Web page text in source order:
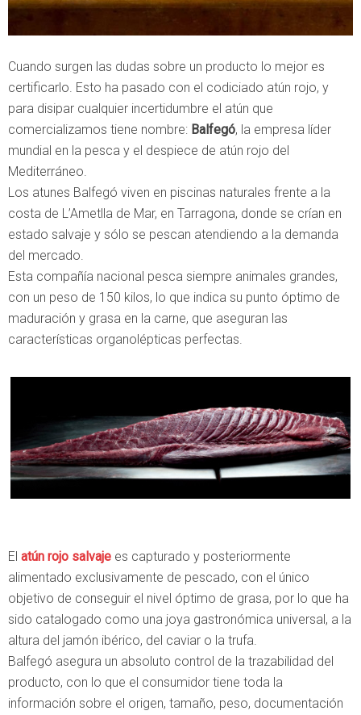
Cuando surgen las dudas sobre un producto lo mejor es
certificarlo. Esto ha pasado con el codiciado atún rojo, y
para disipar cualquier incertidumbre el atún que
comercializamos tiene nombre: Balfegó, la empresa líder
mundial en la pesca y el despiece de atún rojo del
Mediterráneo.
Los atunes Balfegó viven en piscinas naturales frente a la
costa de L’Ametlla de Mar, en Tarragona, donde se crían en
estado salvaje y sólo se pescan atendiendo a la demanda
del mercado.
Esta compañía nacional pesca siempre animales grandes,
con un peso de 150 kilos, lo que indica su punto óptimo de
maduración y grasa en la carne, que aseguran las
características organolépticas perfectas.
El atún rojo salvaje es capturado y posteriormente
alimentado exclusivamente de pescado, con el único
objetivo de conseguir el nivel óptimo de grasa, por lo que ha
sido catalogado como una joya gastronómica universal, a la
altura del jamón ibérico, del caviar o la trufa.
Balfegó asegura un absoluto control de la trazabilidad del
producto, con lo que el consumidor tiene toda la
información sobre el origen, tamaño, peso, documentación